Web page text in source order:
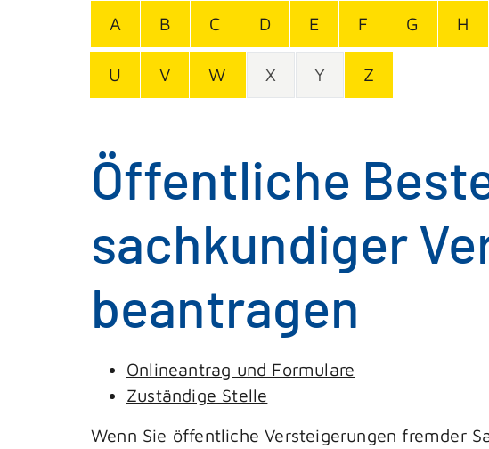
A
B C D E F G H
U V W X Y Z
Öffentliche
sachkundiger
beantragen
Onlineantrag und Formulare
Zuständige Stelle
Wenn Sie öffentliche Versteigerungen fremder